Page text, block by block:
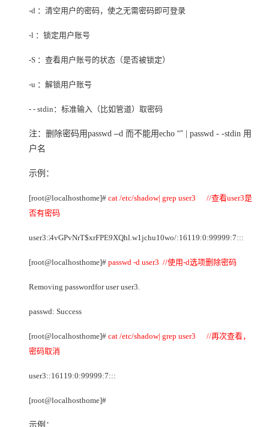
-d ：清空用户的密码，使之无需密码即可登录
-l ：锁定用户账号
-S ：查看用户账号的状态（是否被锁定）
-u ：解锁用户账号
- - stdin ：标准输入（比如管道）取密码
注：删除密码用passwd –d 而不能用echo “” | passwd - -stdin 用
户名
示例：
[root@localhosthome]# cat /etc/shadow| grep user3 //查看user3是
否有密码
user3:14vGPvNrT$xrFPE9XQhl.w1jchu10wo/:16119:0:99999:7:::
[root@localhosthome]# passwd -d user3 //使用-d选项删除密码
Removing passwordfor user user3.
passwd: Success
[root@localhosthome]# cat /etc/shadow| grep user3 //再次查看，
密码取消
user3::16119:0:99999:7:::
[root@localhosthome]#
示例：